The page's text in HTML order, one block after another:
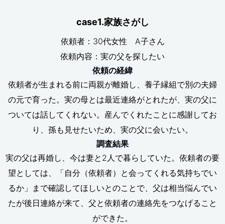
case1.家族さがし
依頼者：30代女性 A子さん
依頼内容：実の父を探したい
依頼の経緯
依頼者が生まれる前に両親が離婚し、養子縁組で別の夫婦
の元で育った。実の母とは最近連絡がとれたが、実の父に
ついては話してくれない。産んでくれたことに感謝してお
り、孫も見せたいため、実の父に会いたい。
調査結果
実の父は再婚し、今は妻と2人で暮らしていた。依頼者の要
望としては、「自分（依頼者）と会ってくれる気持ちでい
るか」まで確認してほしいとのことで、父は相当悩んでい
たが後日連絡が来て、父と依頼者の連絡先をつなげること
ができた。